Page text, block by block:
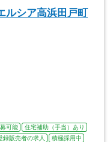
ルシア高浜田戸町
可能
住宅補助（手当）あり
録販売者の求人 積極採用中